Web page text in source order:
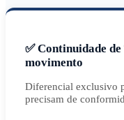
✅ Continuidade
movimento
Diferencial exclusivo
precisam de